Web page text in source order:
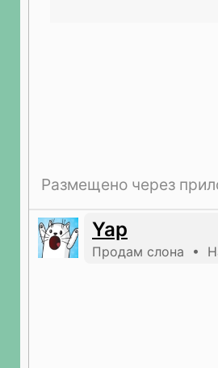
Размещено через
Yap
Продам слона •